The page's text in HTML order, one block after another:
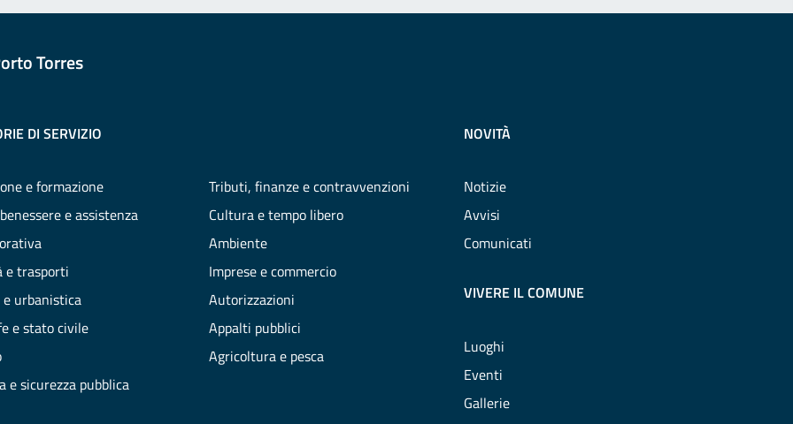
Torres
DI SERVIZIO
e formazione
e assistenza
e trasporti
urbanistica
e stato civile
e sicurezza pubblica
Tributi, finanze e contravvenzioni
Cultura e tempo libero
Ambiente
Imprese e commercio
Autorizzazioni
Appalti pubblici
Agricoltura e pesca
NOVITÀ
Notizie
Avvisi
Comunicati
VIVERE IL COMUNE
Luoghi
Eventi
Gallerie